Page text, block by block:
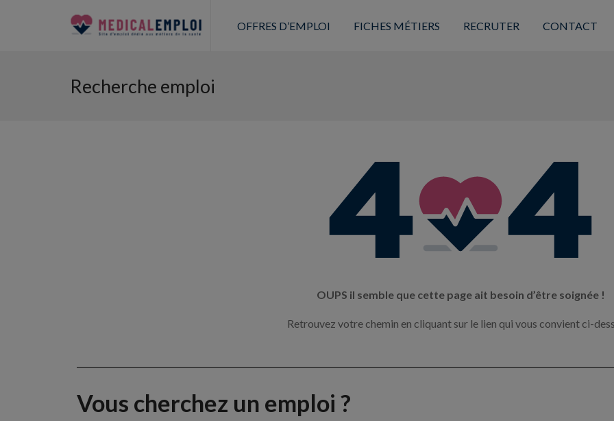
OFFRES D’EMPLOI FICHES MÉTIERS RECRUTER CONTACT
Recherche emploi
OUPS il semble que cette page ait besoin d’être soignée !
Retrouvez votre chemin en cliquant sur le lien qui vous convient ci-
Vous cherchez un emploi ?